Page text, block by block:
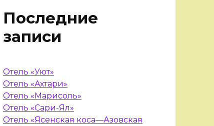
Последние
записи
Отель «Уют»
Отель «Ахтари»
Отель «Марисоль»
Отель «Сари-Ял»
Отель «Ясенская коса—Азовская